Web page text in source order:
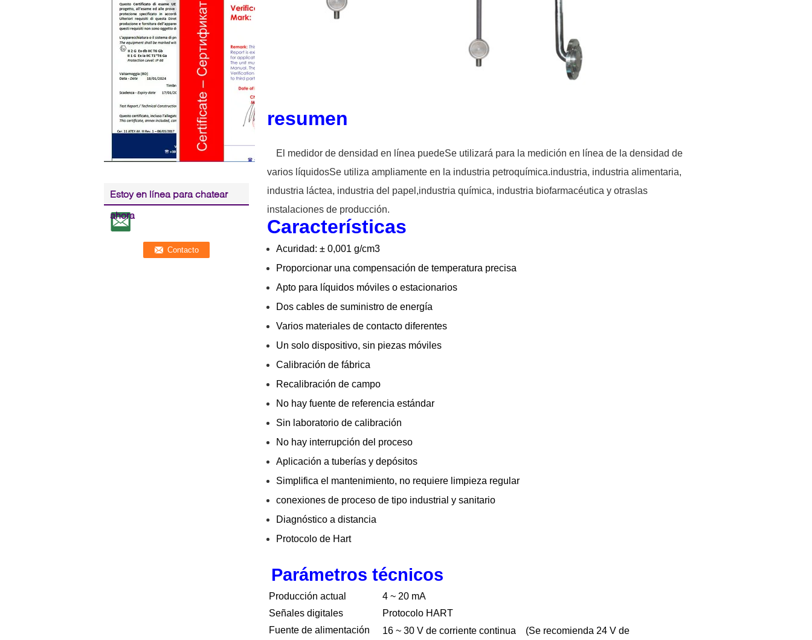
Estoy en línea para chatear
ahora
resumen
El medidor de densidad en línea puedeSe utilizará para la medición en línea de la densidad de
varios líquidosSe utiliza ampliamente en la industria petroquímica.industria, industria alimentaria,
industria láctea, industria del papel,industria química, industria biofarmacéutica y otras las
instalaciones de producción.
Características
Acuridad: ± 0,001 g/cm3
Proporcionar una compensación de temperatura precisa
Apto para líquidos móviles o estacionarios
Dos cables de suministro de energía
Varios materiales de contacto diferentes
Un solo dispositivo, sin piezas móviles
Calibración de fábrica
Recalibración de campo
No hay fuente de referencia estándar
Sin laboratorio de calibración
No hay interrupción del proceso
Aplicación a tuberías y depósitos
Simplifica el mantenimiento, no requiere limpieza regular
conexiones de proceso de tipo industrial y sanitario
Diagnóstico a distancia
Protocolo de Hart
Parámetros técnicos
Producción actual
4 ~ 20 mA
Señales digitales
Protocolo HART
Fuente de alimentación
16 ~ 30 V de corriente continua
(Se recomienda 24 V de